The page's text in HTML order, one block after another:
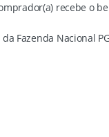
recebe o
Fazenda Nacional